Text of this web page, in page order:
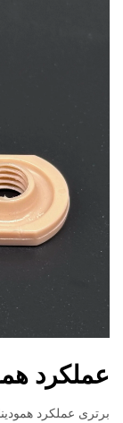
عملکرد
برتری عملکرد